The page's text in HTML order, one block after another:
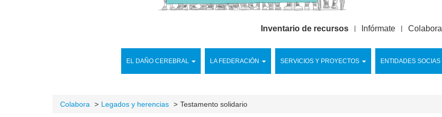
EL DAÑO CEREBRAL LA FEDERACIÓN SERVICIOS Y PROYECTOS ENTIDADES SOCIAS
Inventario de recursos Infórmate Colabora
Colabora Legados y herencias Testamento solidario